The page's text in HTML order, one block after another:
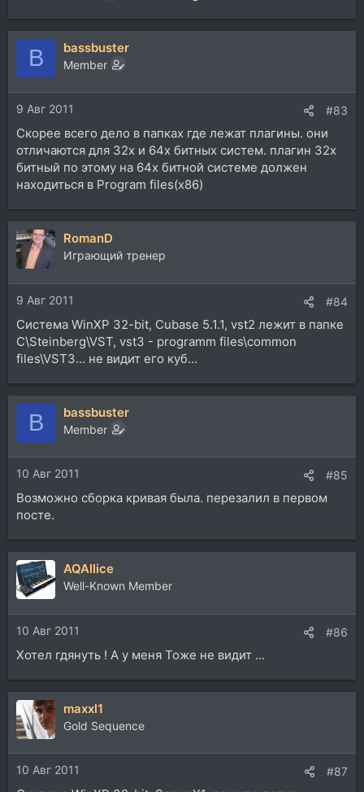
B bassbuster
Member
9 Авг 2011 #83
Скорее всего дело в папках где лежат плагины. они
отличаются для 32х и 64x битных систем. плагин 32х
битный по этому на 64х битной системе должен
находиться в Program files(x86)
RomanD
Играющий тренер
9 Авг 2011 #84
Система WinXP 32-bit, Cubase 5.1.1, vst2 лежит в папке
C\Steinberg\VST, vst3 - programm files\common
files\VST3... не видит его куб...
B bassbuster
Member
10 Авг 2011 #85
Возможно сборка кривая была. перезалил в первом
посте.
AQAllice
Well-Known Member
10 Авг 2011 #86
Хотел гдянуть ! А у меня Тоже не видит ...
maxxl1
Gold Sequence
10 Авг 2011 #87